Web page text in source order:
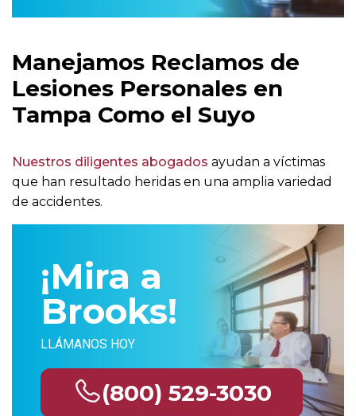
Manejamos Reclamos de
Lesiones Personales en
Tampa Como el Suyo
Nuestros diligentes abogados ayudan a víctimas
que han resultado heridas en una amplia variedad
de accidentes.
¡Mira a
Brooks!
LLÁMANOS HOY
(800) 529-3030